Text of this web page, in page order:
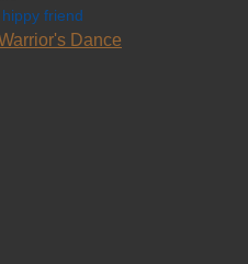
friend
Dance